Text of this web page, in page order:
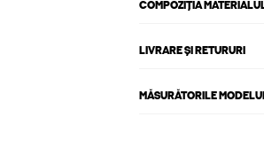
COMPOZIȚIA
LIVRARE ȘI RETURURI
MĂSURĂTORILE